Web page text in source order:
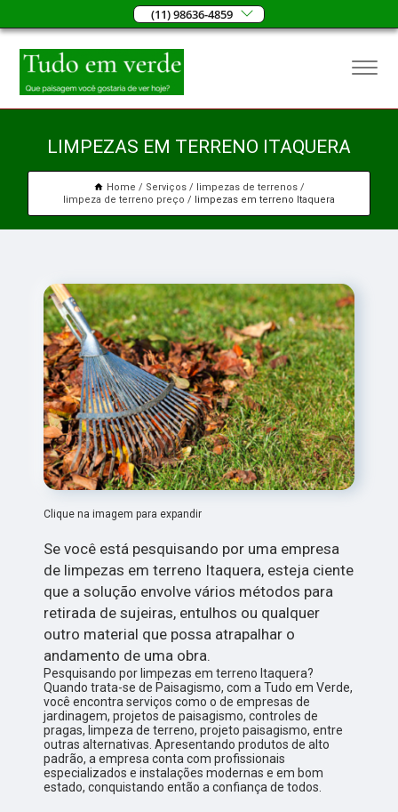
(11) 98636-4859
LIMPEZAS EM TERRENO ITAQUERA
Home Serviços
limpezas de terrenos
limpeza de terreno preço
limpezas em terreno Itaquera
Clique na imagem para expandir
Se você está pesquisando por uma empresa
de limpezas em terreno Itaquera, esteja ciente
que a solução envolve vários métodos para
retirada de sujeiras, entulhos ou qualquer
outro material que possa atrapalhar o
andamento de uma obra.
Pesquisando por limpezas em terreno Itaquera?
Quando trata-se de Paisagismo, com a Tudo em Verde,
você encontra serviços como o de empresas de
jardinagem, projetos de paisagismo, controles de
pragas, limpeza de terreno, projeto paisagismo, entre
outras alternativas. Apresentando produtos de alto
padrão, a empresa conta com profissionais
especializados e instalações modernas e em bom
estado, conquistando então a confiança de todos.